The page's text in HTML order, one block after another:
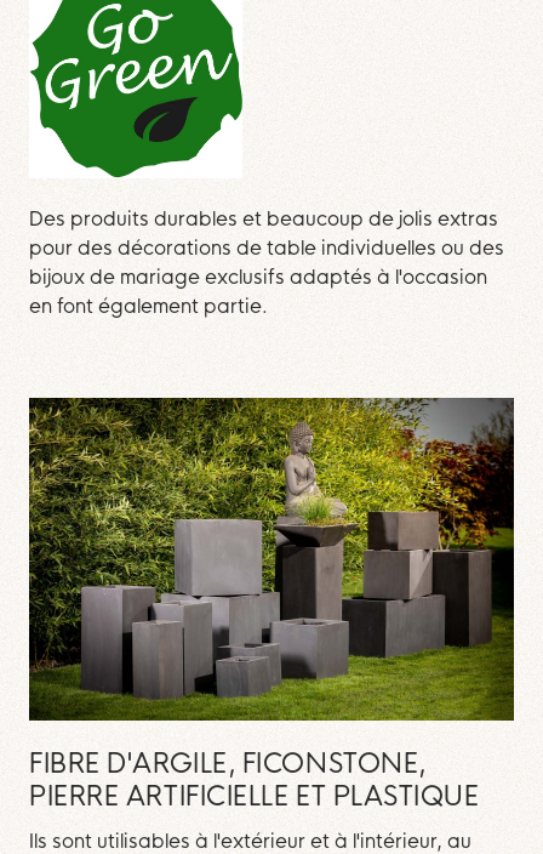
Des produits durables et beaucoup de jolis extras
pour des décorations de table individuelles ou des
bijoux de mariage exclusifs adaptés à l'occasion
en font également partie.
FIBRE D'ARGILE, FICONSTONE,
PIERRE ARTIFICIELLE ET PLASTIQUE
Ils sont utilisables à l'extérieur et à l'intérieur, au